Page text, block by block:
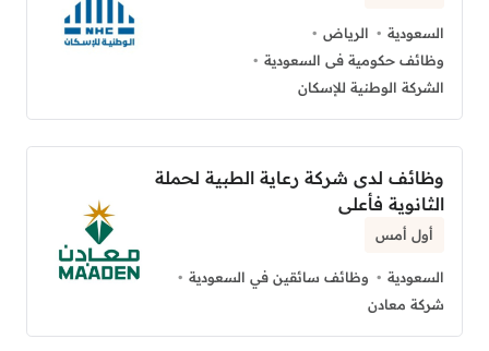
السعودية
الرياض
وظائف حكومية فى السعودية
الشركة الوطنية للإسكان
وظائف لدى شركة رعاية الطبية لحملة
الثانوية فأعلى
أول أمس
السعودية
وظائف سائقين في السعودية
شركة معادن